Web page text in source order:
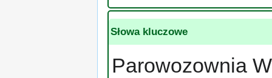
Słowa kluczowe
Parowozownia